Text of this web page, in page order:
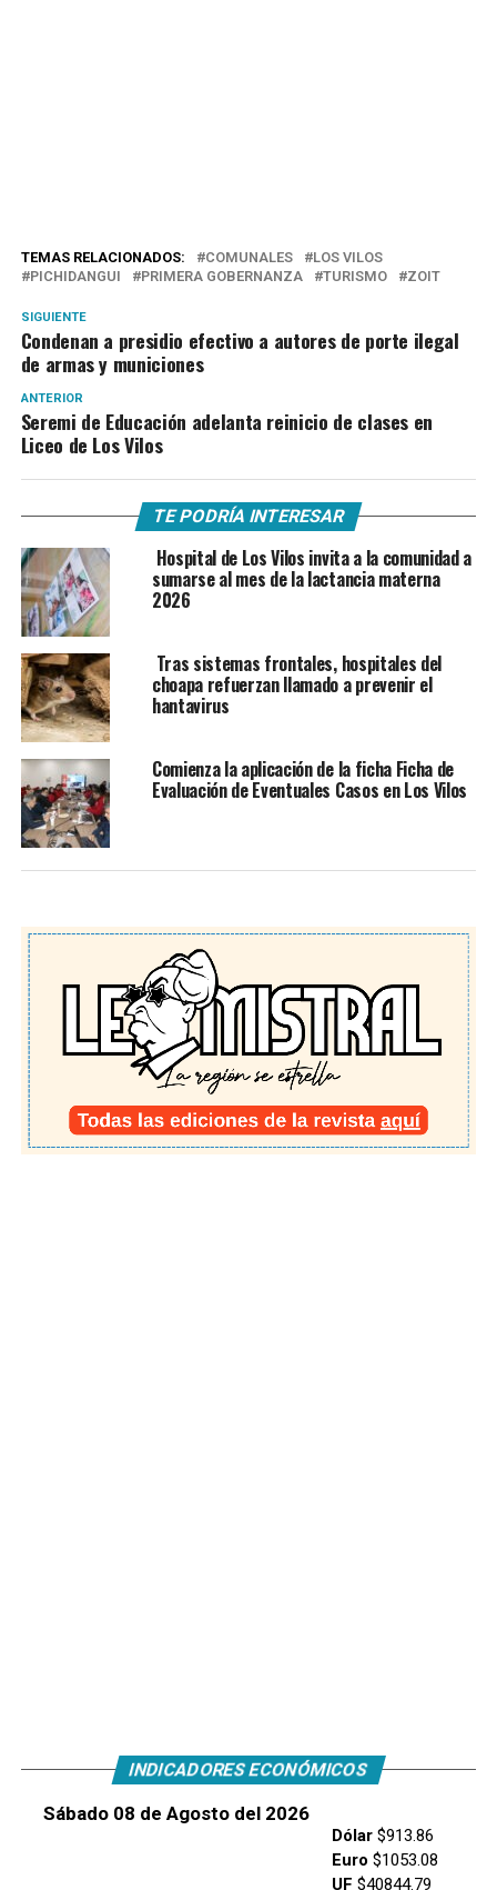
TEMAS RELACIONADOS: COMUNALES
LOS VILOS
PICHIDANGUI
PRIMERA GOBERNANZA TURISMO ZOIT
SIGUIENTE
Condenan a presidio efectivo a autores de porte ilegal
de armas y municiones
ANTERIOR
Seremi de Educación adelanta reinicio de clases en
Liceo de Los Vilos
TE PODRÍA INTERESAR
Hospital de Los Vilos invita a la comunidad a
sumarse al mes de la lactancia materna
2026
Tras sistemas frontales, hospitales del
choapa refuerzan llamado a prevenir el
hantavirus
Comienza la aplicación de la ficha Ficha de
Evaluación de Eventuales Casos en Los Vilos
INDICADORES ECONÓMICOS
Sábado 08 de Agosto del 2026
Dólar$913.86
Euro $1053.08
UF $40844.79